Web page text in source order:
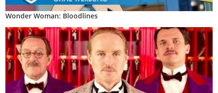
Wonder Woman: Bloodlines